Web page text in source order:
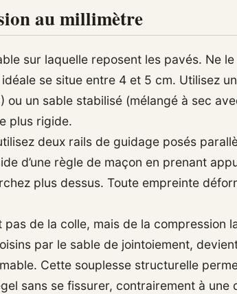
au millimètre
sur laquelle reposent les pavés. Ne
idéale se situe entre 4 et 5 cm. Utilisez
un sable stabilisé (mélangé à sec
plus rigide.
deux rails de guidage posés
d’une règle de maçon en prenant
plus dessus. Toute empreinte
pas de la colle, mais de la compression
par le sable de jointoiement,
Cette souplesse structurelle
sans se fissurer, contrairement à une